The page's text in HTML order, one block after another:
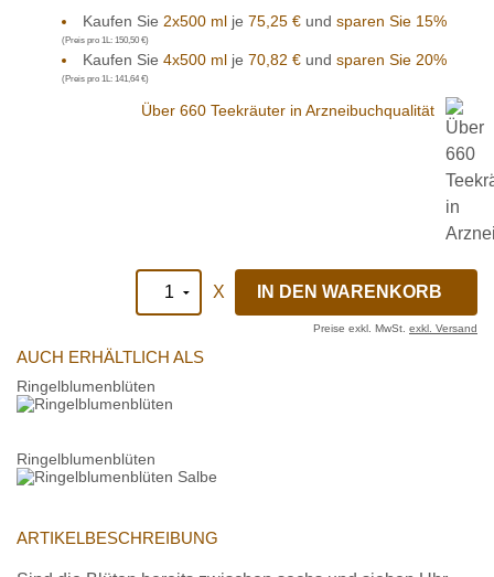
Kaufen Sie 2x500 ml je 75,25 € und sparen Sie 15%
(Preis pro 1L: 150,50 €)
Kaufen Sie 4x500 ml je 70,82 € und sparen Sie 20%
(Preis pro 1L: 141,64 €)
Über 660 Teekräuter in Arzneibuchqualität
X
Preise exkl. MwSt. exkl. Versand
AUCH ERHÄLTLICH ALS
Ringelblumenblüten
Ringelblumenblüten
ARTIKELBESCHREIBUNG